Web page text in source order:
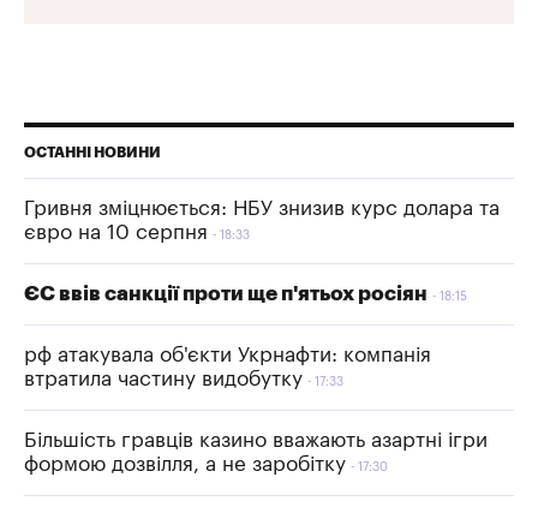
ОСТАННІ НОВИНИ
Гривня зміцнюється: НБУ знизив курс долара та
євро на 10 серпня
18:33
ЄС ввів санкції проти ще п'ятьох росіян 18:15
рф атакувала об'єкти Укрнафти: компанія
втратила частину видобутку
17:33
Більшість гравців казино вважають азартні ігри
формою дозвілля, а не заробітку
17:30